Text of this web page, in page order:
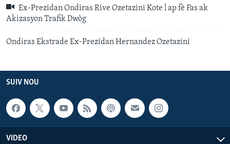
Ex-Prezidan Ondiras Rive Ozetazini Kote l ap fè Fas ak
Akizasyon Trafik Dwòg
Ondiras Ekstrade Ex-Prezidan Hernandez Ozetazini
SUIV NOU
VIDEO